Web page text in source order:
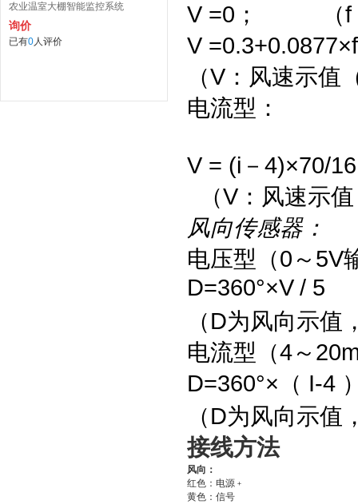
农业温室大棚智能监控系统
询价
已有0人评价
V =0； （f
V
（V：风速示值
电流型：
V = (i－4)×70/16
（V：风速示
风向传感器：
电压型（0～5V
D=360°×V / 5
（D为风向示
电流型（4～
D=360°×（ I-4
（D为风向示
接线方法
风向：
红色：电源﹢
黄色：信号